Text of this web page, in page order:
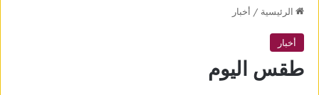
الرئيسية / أخبار
أخبار
طقس اليوم